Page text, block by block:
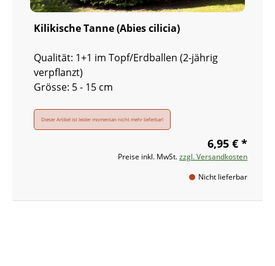
Kilikische Tanne (Abies cilicia)
Qualität: 1+1 im Topf/Erdballen (2-jährig
verpflanzt)
Grösse: 5 - 15 cm
Dieser Artikel ist leider momentan nicht mehr lieferbar!
6,95 € *
Preise inkl. MwSt.zzgl. Versandkosten
Nicht lieferbar